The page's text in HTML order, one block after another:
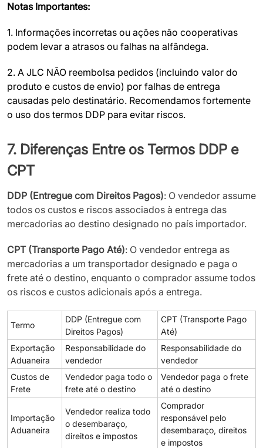
Notas Importantes:
1. Informações incorretas ou ações não cooperativas
podem levar a atrasos ou falhas na alfândega.
2. A JLC NÃO reembolsa pedidos (incluindo valor do
produto e custos de envio) por falhas de entrega
causadas pelo destinatário. Recomendamos fortemente
o uso dos termos DDP para evitar riscos.
7. Diferenças Entre os Termos DDP e
CPT
DDP (Entregue com Direitos Pagos): O vendedor assume
todos os custos e riscos associados à entrega das
mercadorias ao destino designado no país importador.
CPT (Transporte Pago Até): O vendedor entrega as
mercadorias a um transportador designado e paga o
frete até o destino, enquanto o comprador assume todos
os riscos e custos adicionais após a entrega.
Termo
DDP (Entregue com
Direitos Pagos)
CPT (Transporte Pago
Até)
Exportação
Aduaneira
Responsabilidade do
vendedor
Responsabilidade do
vendedor
Custos de
Frete
Vendedor paga todo o
frete até o destino
Vendedor paga o frete
até o destino
Importação
Aduaneira
Vendedor realiza todo
o desembaraço,
direitos e impostos
Comprador
responsável pelo
desembaraço, direitos
e impostos